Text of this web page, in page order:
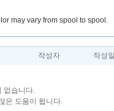
may vary from spool to spool.
작성자 작성일
없습니다.
은 도움이 됩니다.